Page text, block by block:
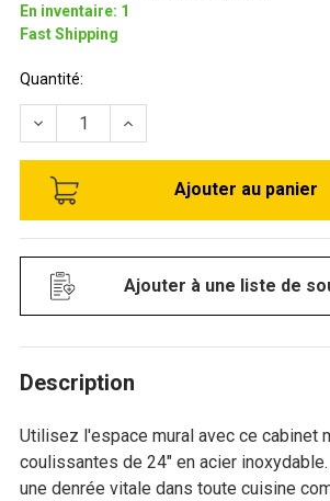
En inventaire: 1
Fast Shipping
Stock
disponible:
Quantité:
RÉDUIRE LA QUANTITÉ DE CABINET
AUGMENTER LA
Ajouter à une liste de
Description
Utilisez l'espace mural avec ce cabinet
coulissantes de 24" en acier
une denrée vitale dans toute cuisine